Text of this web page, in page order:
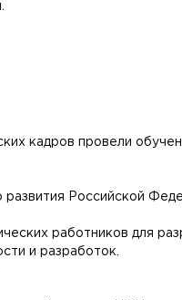
кадров провели
Российской
работников для
и разработок.